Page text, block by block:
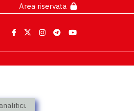
Area riservata